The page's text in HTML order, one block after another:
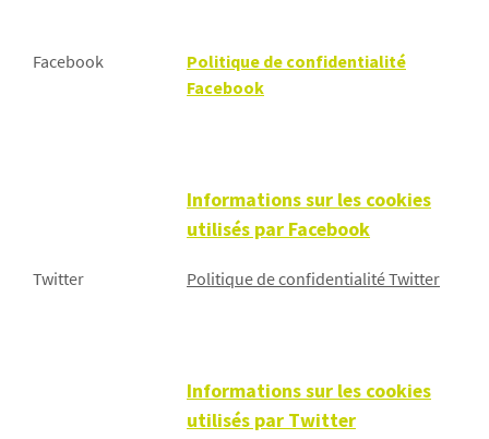
Facebook
Politique de confidentialité
Facebook
Informations sur les cookies
utilisés par Facebook
Twitter Politique de confidentialité Twitter
Informations sur les cookies
utilisés par Twitter